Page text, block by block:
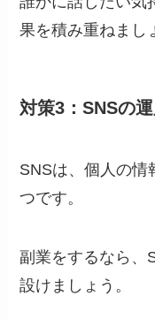
果を積み重ねまし
対策3：SNSの
SNSは、個人の情
つです。
副業をするなら、
設けましょう。